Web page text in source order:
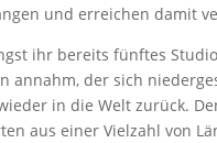
und erreichen damit
ihr bereits fünftes
annahm, der sich
in die Welt zurück.
aus einer Vielzahl von